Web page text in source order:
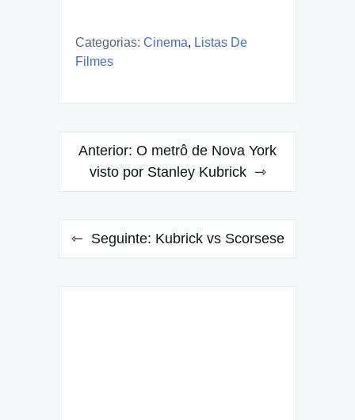
Categorias: Cinema, Listas De
Filmes
Navegação
Anterior: O metrô de Nova York
visto por Stanley Kubrick
Seguinte: Kubrick vs Scorsese